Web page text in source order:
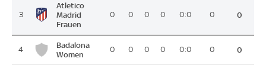
3
Atletico
Madrid
Frauen
0 0 0 0 0:0 0 0
4
Badalona
Women
0 0 0 0 0:0 0 0